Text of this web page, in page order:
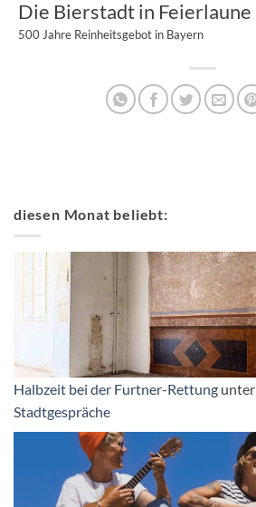
Die Bierstadt in Feierlaune
500 Jahre Reinheitsgebot in Bayern
diesen Monat beliebt:
Halbzeit bei der Furtner-Rettung unter
Stadtgespräche